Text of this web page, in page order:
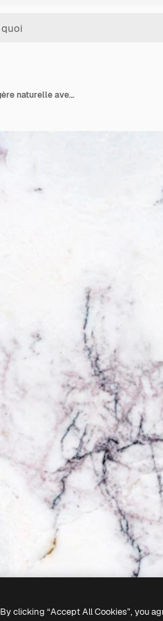
Fond de motif blanc en pierre de marbre Roche de pierre légère naturelle avec surface de texture pour la décoration intérieure du sol de la table de décoration
By clicking “Accept All Cookies”, you